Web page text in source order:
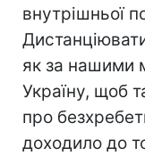
внутрішньої
як за нашими
Україну, щоб
про
доходило до